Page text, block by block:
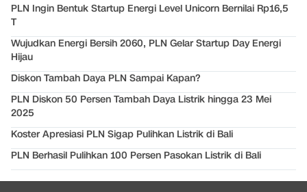
PLN Ingin Bentuk Startup Energi Level Unicorn Bernilai Rp16,5
T
Wujudkan Energi Bersih 2060, PLN Gelar Startup Day Energi
Hijau
Diskon Tambah Daya PLN Sampai Kapan?
PLN Diskon 50 Persen Tambah Daya Listrik hingga 23 Mei
2025
Koster Apresiasi PLN Sigap Pulihkan Listrik di Bali
PLN Berhasil Pulihkan 100 Persen Pasokan Listrik di Bali